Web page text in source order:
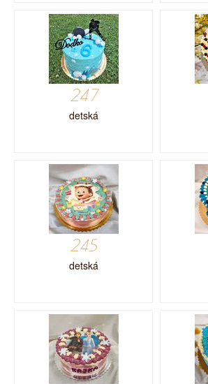
247
detská
245
detská